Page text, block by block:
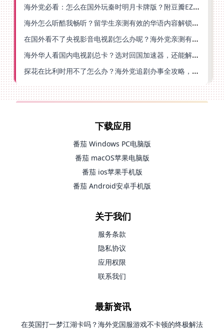
海外党必看：怎么在国外玩秦时明月卡牌版？附豆瓣EZCast地区限制破解法
海外怎么听酷我畅听？留学生亲测有效的华语内容解锁指南
在国外看不了央视影音电视剧怎么办呢？海外党亲测有效的回国加速方案
海外华人看国内电视剧总卡？选对回国加速器，还能解决菲律宾打不开反诈中心的问题
探花在比利时用不了怎么办？海外党追剧办事全攻略，选对加速器就够了
下载应用
番茄 Windows PC电脑版
番茄 macOS苹果电脑版
番茄 ios苹果手机版
番茄 Android安卓手机版
关于我们
服务条款
隐私协议
应用权限
联系我们
最新资讯
在英国打一梦江湖卡吗？海外党国服游戏不卡顿的终极解法